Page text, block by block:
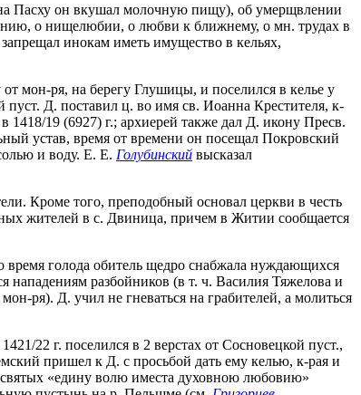
Пасху он вкушал молочную пищу), об умерщвлении
о нищелюбии, о любви к ближнему, о мн. трудах в
инокам иметь имущество в кельях,
мон-ря, на берегу Глушицы, и поселился в келье у
пуст. Д. поставил ц. во имя св. Иоанна Крестителя, к-
19 (6927) г.; архиерей также дал Д. икону Пресв.
устав, время от времени он посещал Покровский
и воду. Е. Е. Голубинский высказал
Кроме того, преподобный основал церкви в честь
жителей в с. Двиница, причем в Житии сообщается
время голода обитель щедро снабжала нуждающихся
нападениям разбойников (в т. ч. Василия Тяжелова и
ря). Д. учил не гневаться на грабителей, а молиться
22 г. поселился в 2 верстах от Сосновецкой пуст.,
пришел к Д. с просьбой дать ему келью, к-рая и
«едину волю иместа духовною любовию»